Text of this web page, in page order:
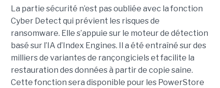
La partie sécurité n’est pas oubliée avec la fonction
Cyber Detect qui prévient les risques de
ransomware. Elle s’appuie sur le moteur de détection
basé sur l’IA d’Index Engines. Il a été entraîné sur des
milliers de variantes de rançongiciels et facilite la
restauration des données à partir de copie saine.
Cette fonction sera disponible pour les PowerStore